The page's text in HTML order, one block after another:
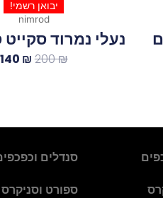
יבואן רשמי!
nimrod
נעלי נמרוד
200₪
140 ₪
סנדלים
ספורט וסניקרס